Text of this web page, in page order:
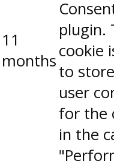
11
months
plugin.
cookie
to
user
for the
in the